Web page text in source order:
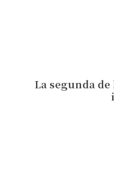
La segunda de